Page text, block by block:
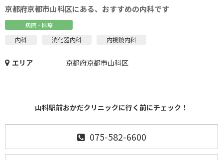
京都府京都市山科区にある、おすすめの内科です
病院・医療
内科 消化器内科 内視鏡内科
エリア 京都府京都市山科区
山科駅前おかだクリニックに行く前にチェック！
075-582-6600